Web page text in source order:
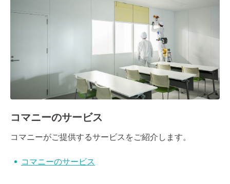
コマニーのサービス
コマニーがご提供するサービスをご紹介します。
コマニーのサービス